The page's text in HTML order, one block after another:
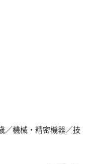
／機械・精密機器／技